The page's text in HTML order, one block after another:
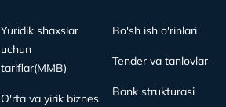
Yuridik shaxslar
uchun
tariflar(MMB)
O'rta va yirik biznes
Bo'sh ish o'rinlari
Tender va tanlovlar
Bank strukturasi